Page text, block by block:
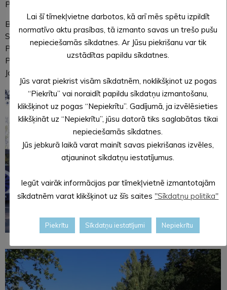
Projekta līdzfinansējums – no pašvaldības budžeta.
Būvprojektu izstrādāja SIA “Global Project”, būvniecību veica
SIA “ACBR”, būvuzraudzību nodrošināja SIA “RoadLat”.
Projekta vadītāja pašvaldības Centrālās administrācijas
Plānošanas un attīstības nodaļas vadītāja Inese Zīmele-
Jauniņa.
Lai šī tīmekļvietne darbotos, kā arī mēs spētu izpildīt
normatīvo aktu prasības, tā izmanto savas un trešo pušu
nepieciešamās sīkdatnes. Ar Jūsu piekrišanu var tik
uzstādītas papildu sīkdatnes.
Jūs varat piekrist visām sīkdatnēm, noklikšķinot uz pogas
“Piekrītu” vai noraidīt papildu sīkdatņu izmantošanu,
klikšķinot uz pogas “Nepiekrītu”. Gadījumā, ja izvēlēsieties
klikšķināt uz “Nepiekrītu”, jūsu datorā tiks saglabātas tikai
nepieciešamās sīkdatnes.
Jūs jebkurā laikā varat mainīt savas piekrišanas izvēles,
atjauninot sīkdatņu iestatījumus.
Iegūt vairāk informācijas par tīmekļvietnē izmantotajām
sīkdatnēm varat klikšķinot uz šīs saites "Sīkdatņu politika"
Piekrītu Sīkdatņu iestatījumi Nepiekrītu